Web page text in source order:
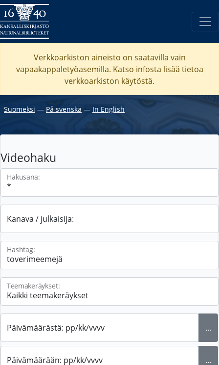
Verkkoarkiston aineisto on saatavilla vain
vapaakappaletyöasemilla. Katso infosta lisää tietoa
verkkoarkiston käytöstä.
Suomeksi ― På svenska ― In English
Videohaku
Hakusana:
Kanava / julkaisija:
Hashtag:
Teemakeräykset:
Päivämäärästä: pp/kk/vvvv ...
Päivämäärään: pp/kk/vvvv ...